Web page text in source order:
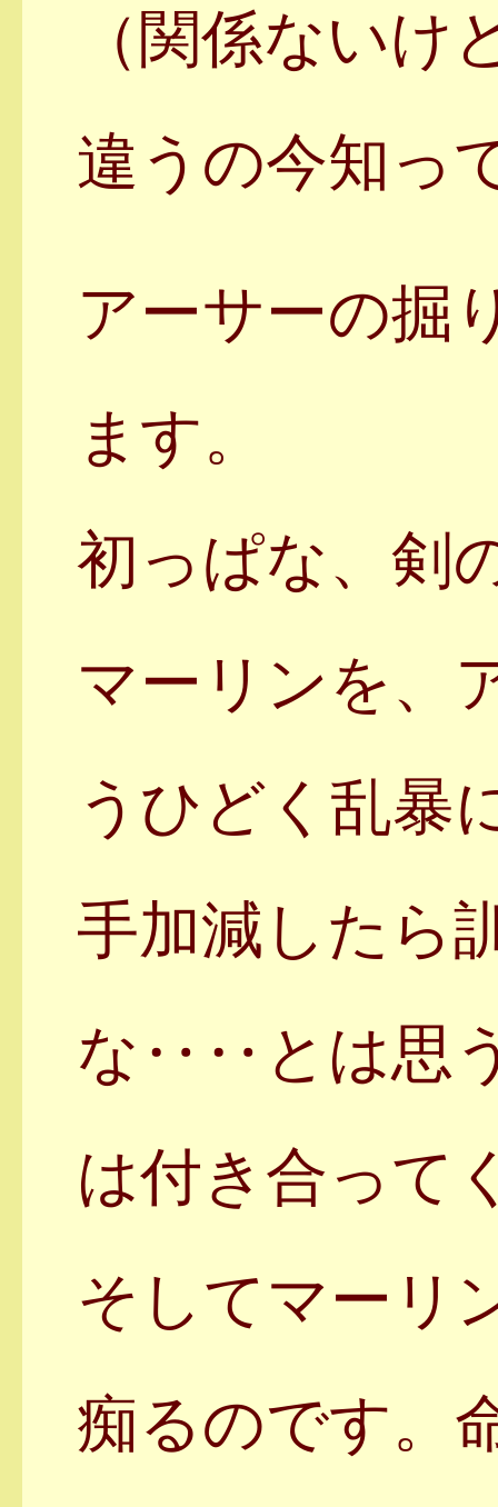
（関係ない
違うの今知っ
アーサーの掘
ます。
初っぱな、剣
マーリンを、
うひどく乱暴
手加減したら
な‥‥とは思
は付き合って
そしてマーリ
痴るのです。